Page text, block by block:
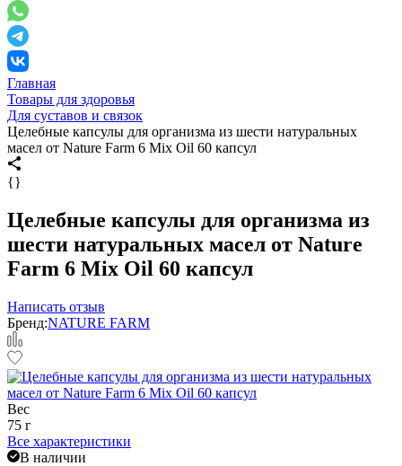
Главная
Товары для здоровья
Для суставов и связок
Целебные капсулы для организма из шести натуральных
масел от Nature Farm 6 Mix Oil 60 капсул
{}
Целебные капсулы для организма из
шести натуральных масел от Nature
Farm 6 Mix Oil 60 капсул
Написать отзыв
Бренд:NATURE FARM
Вес
75 г
Все характеристики
В наличии